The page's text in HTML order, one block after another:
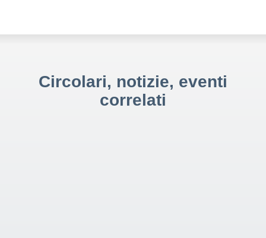
Circolari, notizie, eventi
correlati